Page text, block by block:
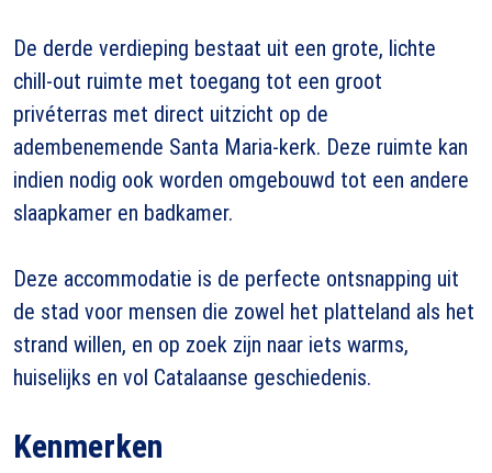
De derde verdieping bestaat uit een grote, lichte
chill-out ruimte met toegang tot een groot
privéterras met direct uitzicht op de
adembenemende Santa Maria-kerk. Deze ruimte kan
indien nodig ook worden omgebouwd tot een andere
slaapkamer en badkamer.
Deze accommodatie is de perfecte ontsnapping uit
de stad voor mensen die zowel het platteland als het
strand willen, en op zoek zijn naar iets warms,
huiselijks en vol Catalaanse geschiedenis.
Kenmerken